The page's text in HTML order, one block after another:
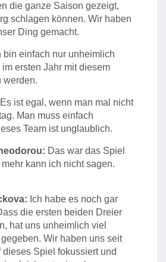
die ganze Saison gezeigt,
schlagen können. Wir haben
Ding gemacht.
bin einfach nur unheimlich
ersten Jahr mit diesem
werden.
Es ist egal, wenn man mal nicht
Man muss einfach
Team ist unglaublich.
Das war das Spiel
kann ich nicht sagen.
Ich habe es noch gar
die ersten beiden Dreier
hat uns unheimlich viel
Wir haben uns seit
dieses Spiel fokussiert und